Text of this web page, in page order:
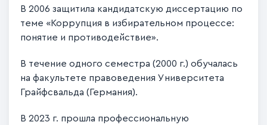
В 2006 защитила кандидатскую диссертацию по
теме «Коррупция в избирательном процессе:
понятие и противодействие».
В течение одного семестра (2000 г.) обучалась
на факультете правоведения Университета
Грайфсвальда (Германия).
В 2023 г. прошла профессиональную